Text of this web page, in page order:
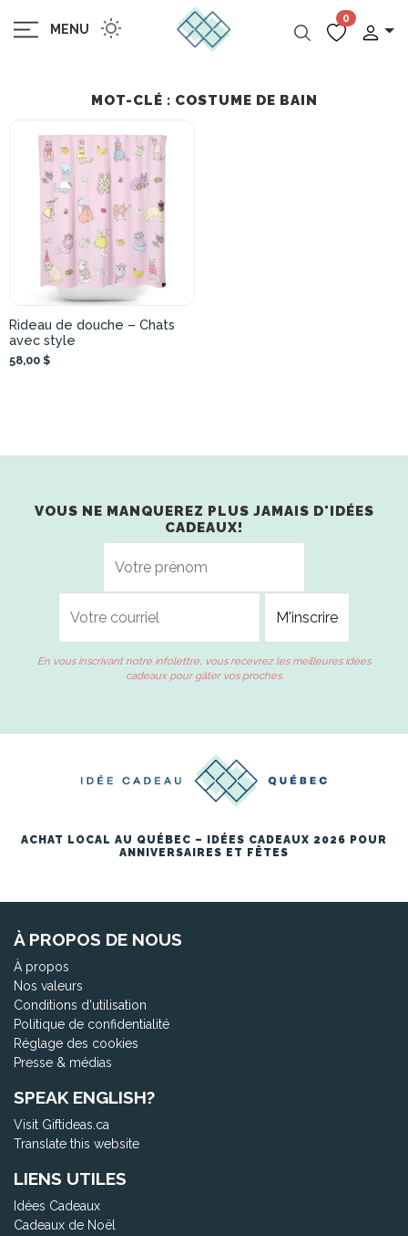
MENU
0
MOT-CLÉ : COSTUME DE BAIN
Rideau de douche – Chats
avec style
58,00 $
VOUS NE MANQUEREZ PLUS JAMAIS D'IDÉES
CADEAUX!
En vous inscrivant notre infolettre, vous recevrez les meilleures idées
cadeaux pour gâter vos proches.
ACHAT LOCAL AU QUÉBEC – IDÉES CADEAUX 2026 POUR
ANNIVERSAIRES ET FÊTES
À PROPOS DE NOUS
À propos
Nos valeurs
Conditions d'utilisation
Politique de confidentialité
Réglage des cookies
Presse & médias
SPEAK ENGLISH?
Visit Giftideas.ca
Translate this website
LIENS UTILES
Idées Cadeaux
Cadeaux de Noël